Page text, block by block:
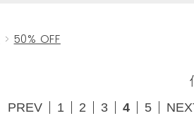
50% OFF
PREV
1 2 3 4 5